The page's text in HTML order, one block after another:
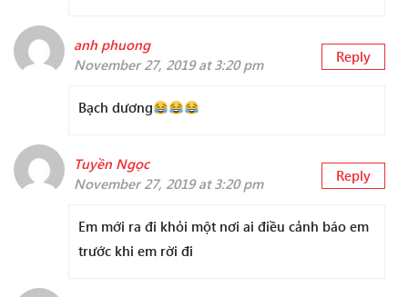
anh phuong
November 27, 2019 at 3:20 pm
Reply
Bạch dương
Tuyền Ngọc
November 27, 2019 at 3:20 pm
Reply
Em mới ra đi khỏi một nơi ai điều cảnh báo em
trước khi em rời đi